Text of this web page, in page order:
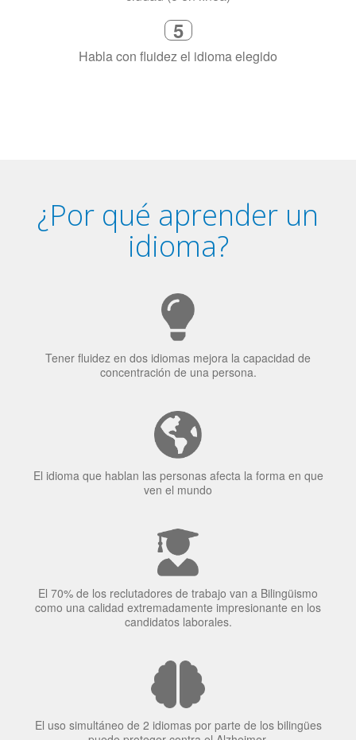
4
Combina con un instructor de
idiomas certificado y nativo en su
¿Por qué aprender un
idioma?
Tener fluidez en dos idiomas mejora la capacidad de
concentración de una persona.
El idioma que hablan las personas afecta la forma en que
ven el mundo
El 70% de los reclutadores de trabajo van a Bilingüismo
como una calidad extremadamente impresionante en los
candidatos laborales.